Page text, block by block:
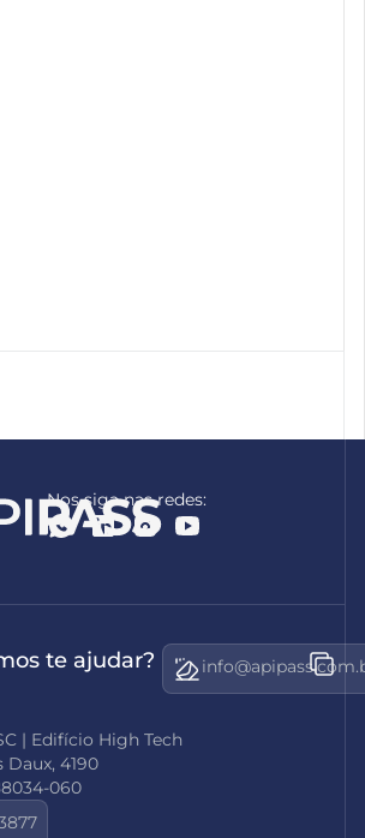
Nos siga nas redes:
te ajudar?
| Edifício High Tech
Daux, 4190
060